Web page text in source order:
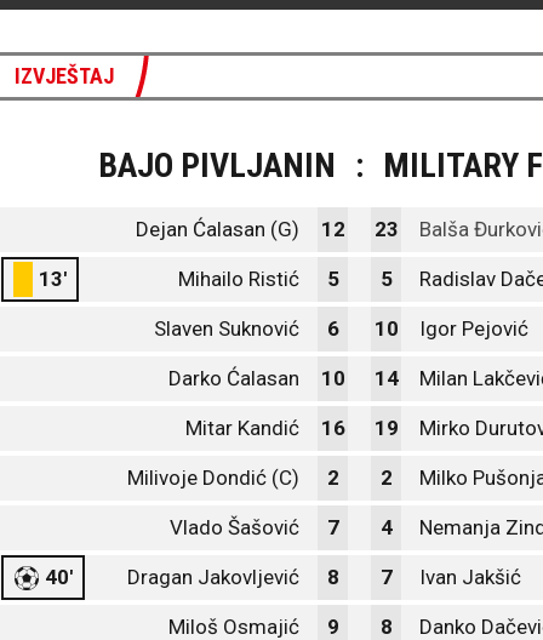
IZVJEŠTAJ
BAJO PIVLJANIN : MILITARY
Dejan Ćalasan (G) 12 23 Balša
13' Mihailo Ristić 5 5 Radislav
Slaven Suknović 6 10 Igor Pejović
Darko Ćalasan 10 14 Milan
Mitar Kandić 16 19 Mirko
Milivoje Dondić (C) 2 2 Milko
Vlado Šašović 7 4 Nemanja
40' Dragan Jakovljević 8 7 Ivan Jakšić
Miloš Osmajić 9 8 Danko